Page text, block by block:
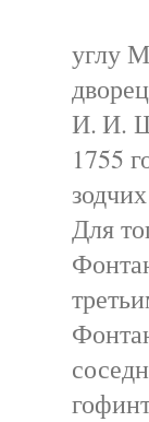
углу
И. И.
1755
Для